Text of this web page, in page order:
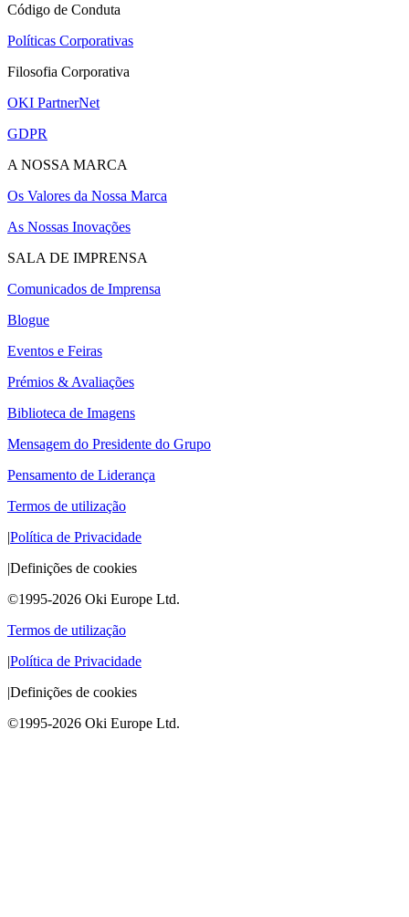
Código de Conduta
Políticas Corporativas
Filosofia Corporativa
OKI PartnerNet
GDPR
A NOSSA MARCA
Os Valores da Nossa Marca
As Nossas Inovações
SALA DE IMPRENSA
Comunicados de Imprensa
Blogue
Eventos e Feiras
Prémios & Avaliações
Biblioteca de Imagens
Mensagem do Presidente do Grupo
Pensamento de Liderança
Termos de utilização
|Política de Privacidade
|Definições de cookies
©1995-2026 Oki Europe Ltd.
Termos de utilização
|Política de Privacidade
|Definições de cookies
©1995-2026 Oki Europe Ltd.